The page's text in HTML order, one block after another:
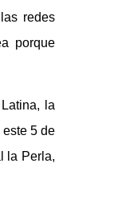
redes
porque
la
5 de
la Perla,